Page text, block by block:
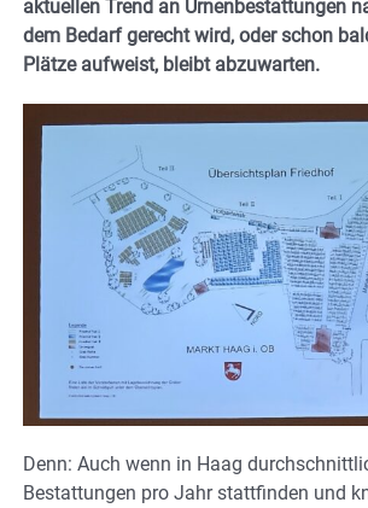
aktuellen Trend an Urnenbestattungen
dem Bedarf gerecht wird, oder schon
Plätze aufweist, bleibt abzuwarten.
Denn: Auch wenn in Haag
Bestattungen pro Jahr stattfinden und